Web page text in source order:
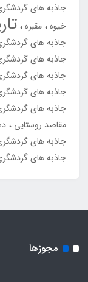
جاذبه های
خیوه مقبره
جاذبه های
جاذبه های
جاذبه های
جاذبه های
جاذبه های
مقاصد روستایی
جاذبه های
جاذبه های
مجوزها